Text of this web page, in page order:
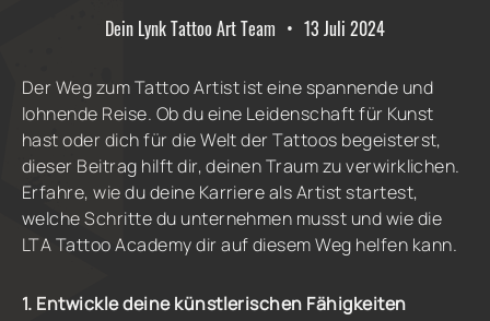
Dein Lynk Tattoo Art Team • 13 Juli 2024
Der Weg zum Tattoo Artist ist eine spannende und
lohnende Reise. Ob du eine Leidenschaft für Kunst
hast oder dich für die Welt der Tattoos begeisterst,
dieser Beitrag hilft dir, deinen Traum zu verwirklichen.
Erfahre, wie du deine Karriere als Artist startest,
welche Schritte du unternehmen musst und wie die
LTA Tattoo Academy dir auf diesem Weg helfen kann.
1. Entwickle deine künstlerischen Fähigkeiten